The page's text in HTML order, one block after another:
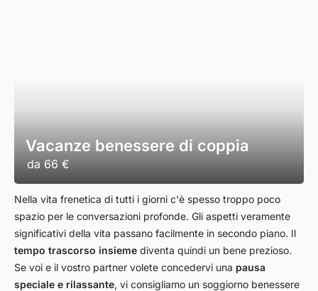
Vacanze benessere di coppia
da 66 €
Nella vita frenetica di tutti i giorni c'è spesso troppo poco
spazio per le conversazioni profonde. Gli aspetti veramente
significativi della vita passano facilmente in secondo piano. Il
tempo trascorso insieme diventa quindi un bene prezioso.
Se voi e il vostro partner volete concedervi una pausa
speciale e rilassante, vi consigliamo un soggiorno benessere